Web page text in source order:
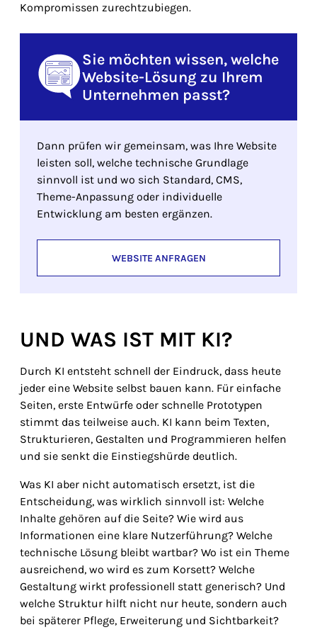
Kompromissen zurechtzubiegen.
Sie möchten wissen, welche
Website-Lösung zu Ihrem
Unternehmen passt?
Dann prüfen wir gemeinsam, was Ihre Website
leisten soll, welche technische Grundlage
sinnvoll ist und wo sich Standard, CMS,
Theme-Anpassung oder individuelle
Entwicklung am besten ergänzen.
WEBSITE ANFRAGEN
UND WAS IST MIT KI?
Durch KI entsteht schnell der Eindruck, dass heute
jeder eine Website selbst bauen kann. Für einfache
Seiten, erste Entwürfe oder schnelle Prototypen
stimmt das teilweise auch. KI kann beim Texten,
Strukturieren, Gestalten und Programmieren helfen
und sie senkt die Einstiegshürde deutlich.
Was KI aber nicht automatisch ersetzt, ist die
Entscheidung, was wirklich sinnvoll ist: Welche
Inhalte gehören auf die Seite? Wie wird aus
Informationen eine klare Nutzerführung? Welche
technische Lösung bleibt wartbar? Wo ist ein Theme
ausreichend, wo wird es zum Korsett? Welche
Gestaltung wirkt professionell statt generisch? Und
welche Struktur hilft nicht nur heute, sondern auch
bei späterer Pflege, Erweiterung und Sichtbarkeit?